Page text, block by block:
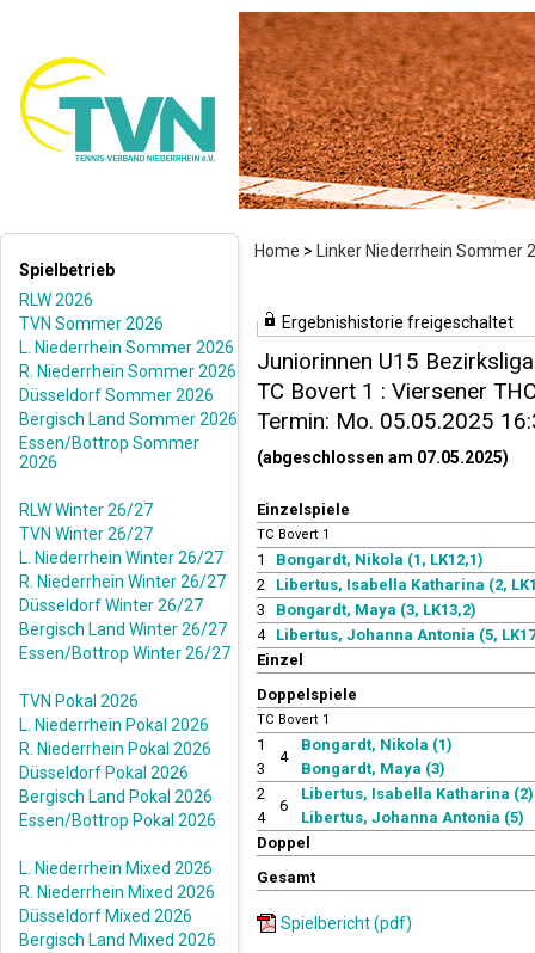
Home >
Linker Niederrhein Sommer
Spielbetrieb
RLW 2026
TVN Sommer 2026
L. Niederrhein Sommer 2026
R. Niederrhein Sommer 2026
Düsseldorf Sommer 2026
Bergisch Land Sommer 2026
Essen/Bottrop Sommer
2026
RLW Winter 26/27
TVN Winter 26/27
L. Niederrhein Winter 26/27
R. Niederrhein Winter 26/27
Düsseldorf Winter 26/27
Bergisch Land Winter 26/27
Essen/Bottrop Winter 26/27
TVN Pokal 2026
L. Niederrhein Pokal 2026
R. Niederrhein Pokal 2026
Düsseldorf Pokal 2026
Bergisch Land Pokal 2026
Essen/Bottrop Pokal 2026
L. Niederrhein Mixed 2026
R. Niederrhein Mixed 2026
Düsseldorf Mixed 2026
Bergisch Land Mixed 2026
Ergebnishistorie freigeschaltet
Juniorinnen U15
TC Bovert 1 : Viersener
Termin: Mo. 05.05.2025
(abgeschlossen am 07.05.2025)
Einzelspiele
TC Bovert 1
1
Bongardt, Nikola (1, LK12,1)
2
Libertus, Isabella Katharina (2,
3
Bongardt, Maya (3, LK13,2)
4
Libertus, Johanna Antonia (5,
Einzel
Doppelspiele
TC Bovert 1
1
3
4
Bongardt, Nikola (1)
Bongardt, Maya (3)
2
4
6
Libertus, Isabella Katharina (2)
Libertus, Johanna Antonia (5)
Doppel
Gesamt
Spielbericht (pdf)